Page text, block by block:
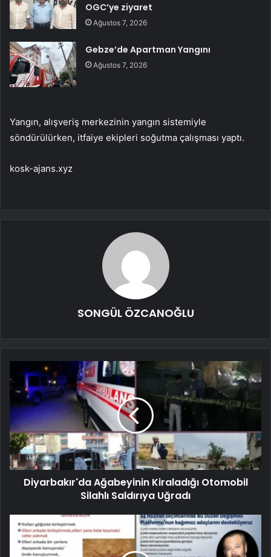
OGC’ye ziyaret
Ağustos 7, 2026
Gebze’de Apartman Yangını
Ağustos 7, 2026
Yangın, alışveriş merkezinin yangın sistemiyle
söndürülürken, itfaiye ekipleri soğutma çalışması yaptı.
kosk-ajans.xyz
SONGÜL ÖZCANOĞLU
Diyarbakır'da Ağabeyinin Kiraladığı Otomobil
Silahlı Saldırıya Uğradı